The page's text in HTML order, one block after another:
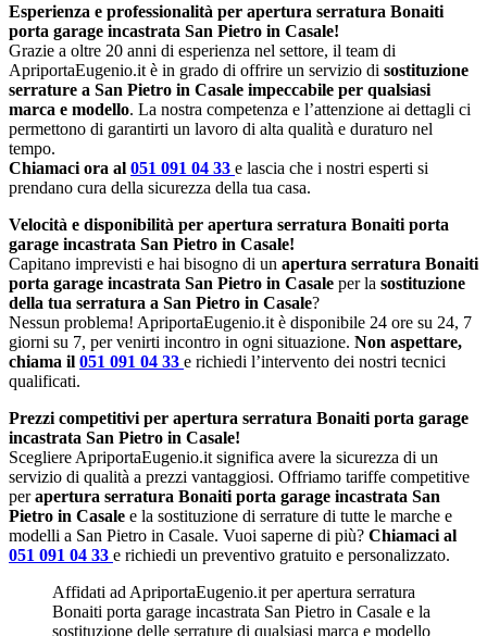
Esperienza e professionalità per apertura serratura Bonaiti
porta garage incastrata San Pietro in Casale!
Grazie a oltre 20 anni di esperienza nel settore, il team di
ApriportaEugenio.it è in grado di offrire un servizio di sostituzione
serrature a San Pietro in Casale impeccabile per qualsiasi
marca e modello. La nostra competenza e l’attenzione ai dettagli ci
permettono di garantirti un lavoro di alta qualità e duraturo nel
tempo.
Chiamaci ora al 051 091 04 33 e lascia che i nostri esperti si
prendano cura della sicurezza della tua casa.
Velocità e disponibilità per apertura serratura Bonaiti porta
garage incastrata San Pietro in Casale!
Capitano imprevisti e hai bisogno di un apertura serratura Bonaiti
porta garage incastrata San Pietro in Casale per la sostituzione
della tua serratura a San Pietro in Casale?
Nessun problema! ApriportaEugenio.it è disponibile 24 ore su 24, 7
giorni su 7, per venirti incontro in ogni situazione. Non aspettare,
chiama il 051 091 04 33 e richiedi l’intervento dei nostri tecnici
qualificati.
Prezzi competitivi per apertura serratura Bonaiti porta garage
incastrata San Pietro in Casale!
Scegliere ApriportaEugenio.it significa avere la sicurezza di un
servizio di qualità a prezzi vantaggiosi. Offriamo tariffe competitive
perapertura serratura Bonaiti porta garage incastrata San
Pietro in Casale e la sostituzione di serrature di tutte le marche e
modelli a San Pietro in Casale. Vuoi saperne di più? Chiamaci al
051 091 04 33 e richiedi un preventivo gratuito e personalizzato.
Affidati ad ApriportaEugenio.it per apertura serratura
Bonaiti porta garage incastrata San Pietro in Casale e la
sostituzione delle serrature di qualsiasi marca e modello